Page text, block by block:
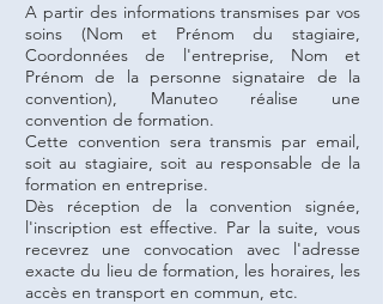
A partir des informations transmises par vos
soins (Nom et Prénom du stagiaire,
Coordonnées de l'entreprise, Nom et
Prénom de la personne signataire de la
convention), Manuteo réalise une
convention de formation.
Cette convention sera transmis par email,
soit au stagiaire, soit au responsable de la
formation en entreprise.
Dès réception de la convention signée,
l'inscription est effective. Par la suite, vous
recevrez une convocation avec l'adresse
exacte du lieu de formation, les horaires, les
accès en transport en commun, etc.